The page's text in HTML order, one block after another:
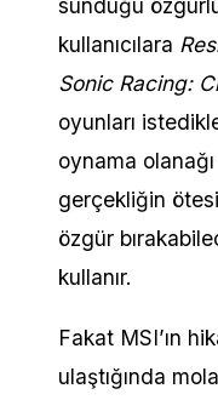
sunduğu
kullanıcılara
Sonic Racing:
oyunları
oynama
gerçekliğin
özgür
kullanır.
Fakat MSI’ın
ulaştığında